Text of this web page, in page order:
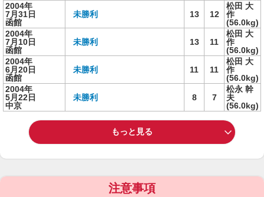
2004年
7月31日
函館
未勝利 13 12
松田 大
作
(56.0kg)
2004年
7月10日
函館
未勝利 13 11
松田 大
作
(56.0kg)
2004年
6月20日
函館
未勝利 11 11
松田 大
作
(56.0kg)
2004年
5月22日
中京
未勝利 8 7
松永 幹
夫
(56.0kg)
もっと見る
注意事項